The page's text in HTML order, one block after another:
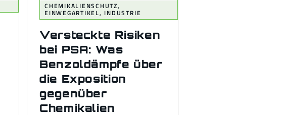
CHEMIKALIENSCHUTZ,
EINWEGARTIKEL, INDUSTRIE
Versteckte Risiken
bei PSA: Was
Benzoldämpfe über
die Exposition
gegenüber
Chemikalien